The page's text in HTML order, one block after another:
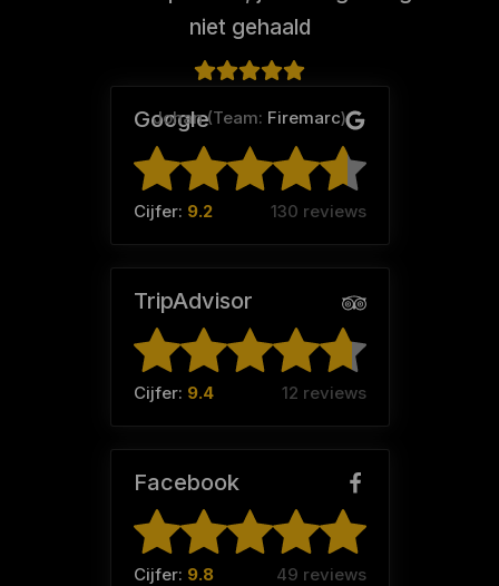
niet gehaald
Johan (Team: Firemarc)
Google
Cijfer: 9.2 130 reviews
TripAdvisor
Cijfer: 9.4 12 reviews
Facebook
Cijfer: 9.8 49 reviews